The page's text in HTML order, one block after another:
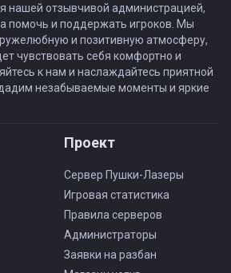
нашей отзывчивой администрацией,
помочь и поддержать игроков. Мы
и позитивную атмосферу,
чувствовать себя комфортно и
к нам и наслаждайтесь приятной
незабываемые моменты и яркие
Проект
Сервер Пушки-Лазеры
Игровая статистика
Правила серверов
Администраторы
Заявки на разбан